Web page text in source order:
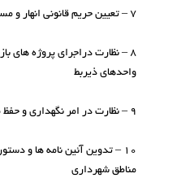
۷ – تعیین حریم قانونی انهار و مسیلها با هماهنگی سازمانها و ارگانهای ذیربط و مراقبت و نظارت در امر تحصیل و آزاد سازی این حریم و پیگیری امور مربوطه به آنها
۸ – نظارت دراجرای پروژه های
واحدهای ذیربط
۹ – نظارت در امر نگهداری و حفظ مسیلها و انهار توسط مناطق شهرداری و انجام لازم در این زمینه
۱۰ – تدوین آئین نامه ها و
مناطق شهرداری